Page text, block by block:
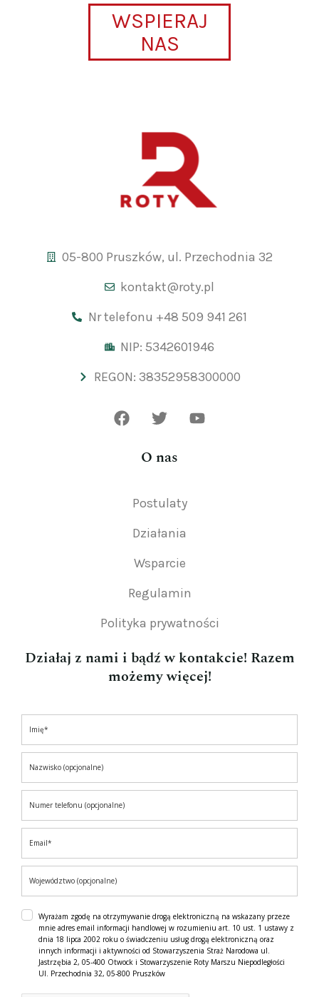
WSPIERAJ
NAS
05-800 Pruszków, ul. Przechodnia 32
kontakt@roty.pl
Nr telefonu +48 509 941 261
NIP: 5342601946
REGON: 38352958300000
O nas
Postulaty
Działania
Wsparcie
Regulamin
Polityka prywatności
Działaj z nami i bądź w kontakcie! Razem
możemy więcej!
Wyrażam zgodę na otrzymywanie drogą elektroniczną na wskazany przeze
mnie adres email informacji handlowej w rozumieniu art. 10 ust. 1 ustawy z
dnia 18 lipca 2002 roku o świadczeniu usług drogą elektroniczną oraz
innych informacji i aktywności od Stowarzyszenia Straż Narodowa ul.
Jastrzębia 2, 05-400 Otwock i Stowarzyszenie Roty Marszu Niepodległości
Ul. Przechodnia 32, 05-800 Pruszków